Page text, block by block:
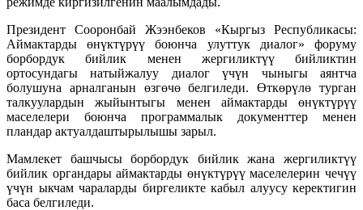
Президент Сооронбай Жээнбеков «Кыргыз Республикасы:
Аймактарды өнүктүрүү боюнча улуттук диалог» форуму
борбордук бийлик менен жергиликтүү бийликтин
ортосундагы натыйжалуу диалог үчүн чыныгы аянтча
болушуна арналганын өзгөчө белгиледи. Өткөрүлө турган
талкуулардын жыйынтыгы менен аймактарды өнүктүрүү
маселелери боюнча программалык документтер менен
пландар актуалдаштырылышы зарыл.
Мамлекет башчысы борбордук бийлик жана жергиликтүү
бийлик органдары аймактарды өнүктүрүү маселелерин чечүү
үчүн ыкчам чараларды биргеликте кабыл алуусу керектигин
баса белгиледи.